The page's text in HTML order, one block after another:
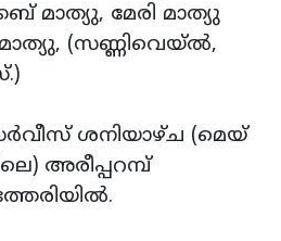
മാത്യു, മേരി മാത്യു
(സണ്ണിവെയ്ൽ,
ശനിയാഴ്ച (മെയ്‌
അരീപ്പറമ്പ്